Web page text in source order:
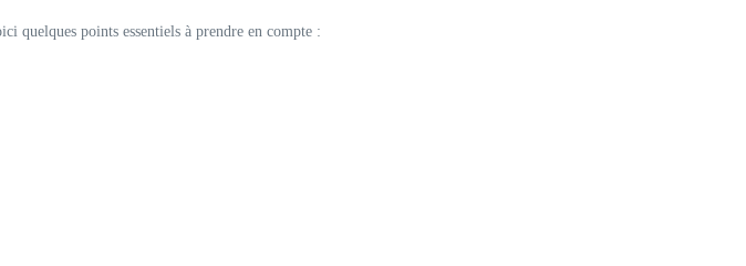
quelques points essentiels à prendre en compte :